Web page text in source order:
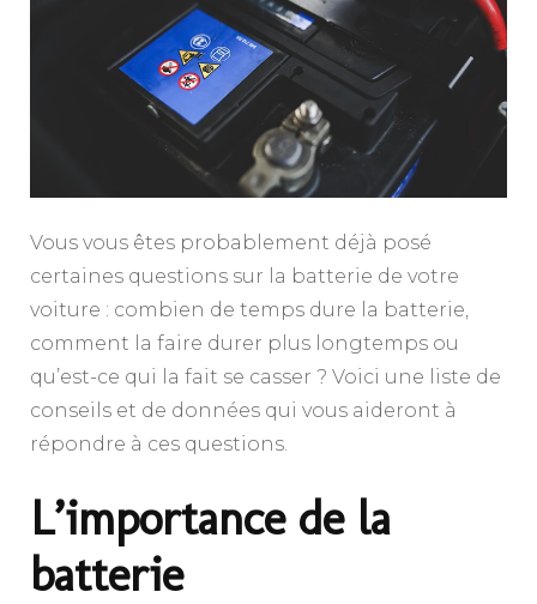
Vous vous êtes probablement déjà posé
certaines questions sur la batterie de votre
voiture : combien de temps dure la batterie,
comment la faire durer plus longtemps ou
qu’est-ce qui la fait se casser ? Voici une liste de
conseils et de données qui vous aideront à
répondre à ces questions.
L’importance de la
batterie